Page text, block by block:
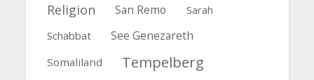
Religion San Remo
Sarah
Schabbat
See Genezareth
Somaliland Tempelberg